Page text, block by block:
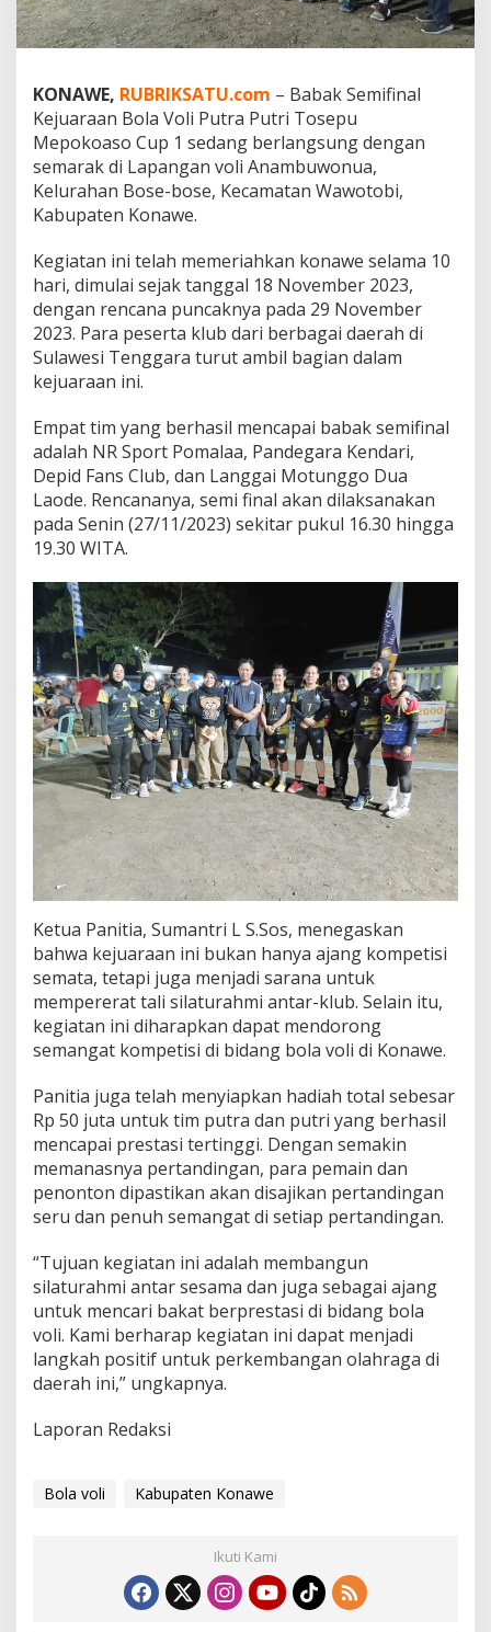
o
a
s
C
u
p
1
:
G
a
a
h
k
a
G
r
a
h
B
o
l
o
l
i
d
i
K
o
n
a
w
e
KONAWE, RUBRIKSATU.com – Babak Semifinal
Kejuaraan Bola Voli Putra Putri Tosepu
Mepokoaso Cup 1 sedang berlangsung dengan
semarak di Lapangan voli Anambuwonua,
Kelurahan Bose-bose, Kecamatan Wawotobi,
Kabupaten Konawe.
Kegiatan ini telah memeriahkan konawe selama 10
hari, dimulai sejak tanggal 18 November 2023,
dengan rencana puncaknya pada 29 November
2023. Para peserta klub dari berbagai daerah di
Sulawesi Tenggara turut ambil bagian dalam
kejuaraan ini.
Empat tim yang berhasil mencapai babak semifinal
adalah NR Sport Pomalaa, Pandegara Kendari,
Depid Fans Club, dan Langgai Motunggo Dua
Laode. Rencananya, semi final akan dilaksanakan
pada Senin (27/11/2023) sekitar pukul 16.30 hingga
19.30 WITA.
Ketua Panitia, Sumantri L S.Sos, menegaskan
bahwa kejuaraan ini bukan hanya ajang kompetisi
semata, tetapi juga menjadi sarana untuk
mempererat tali silaturahmi antar-klub. Selain itu,
kegiatan ini diharapkan dapat mendorong
semangat kompetisi di bidang bola voli di Konawe.
Panitia juga telah menyiapkan hadiah total sebesar
Rp 50 juta untuk tim putra dan putri yang berhasil
mencapai prestasi tertinggi. Dengan semakin
memanasnya pertandingan, para pemain dan
penonton dipastikan akan disajikan pertandingan
seru dan penuh semangat di setiap pertandingan.
“Tujuan kegiatan ini adalah membangun
silaturahmi antar sesama dan juga sebagai ajang
untuk mencari bakat berprestasi di bidang bola
voli. Kami berharap kegiatan ini dapat menjadi
langkah positif untuk perkembangan olahraga di
daerah ini,” ungkapnya.
Laporan Redaksi
Bola voli Kabupaten Konawe
Ikuti Kami